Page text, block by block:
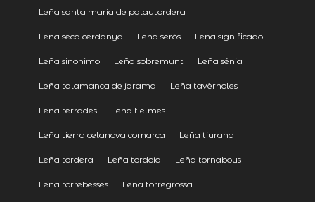
Leña santa maria de palautordera
Leña seca cerdanya Leña seròs Leña significado
Leña sinonimo Leña sobremunt Leña sénia
Leña talamanca de jarama Leña tavèrnoles
Leña terrades Leña tielmes
Leña tierra celanova comarca Leña tiurana
Leña tordera Leña tordoia Leña tornabous
Leña torrebesses Leña torregrossa